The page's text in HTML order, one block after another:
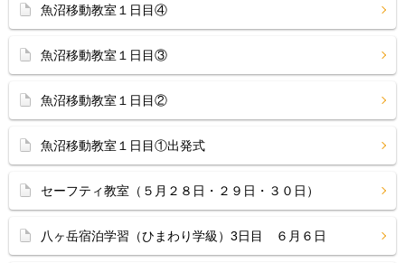
魚沼移動教室１日目④
魚沼移動教室１日目③
魚沼移動教室１日目②
魚沼移動教室１日目①出発式
セーフティ教室（５月２８日・２９日・３０日）
八ヶ岳宿泊学習（ひまわり学級）3日目 ６月６日